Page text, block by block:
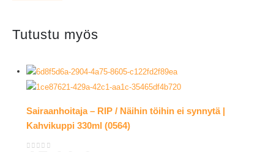
Tutustu myös
Sairaanhoitaja – RIP / Näihin töihin ei synnytä |
Kahvikuppi 330ml (0564)